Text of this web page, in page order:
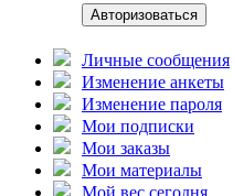
Авторизоваться
Личные сообщения
Изменение анкеты
Изменение пароля
Мои подписки
Мои заказы
Мои материалы